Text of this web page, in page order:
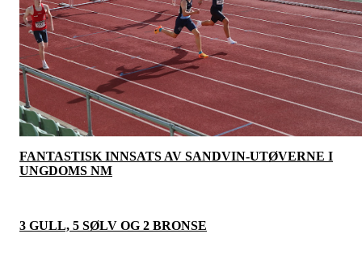
FANTASTISK INNSATS AV SANDVIN-UTØVERNE I
UNGDOMS NM
3 GULL, 5 SØLV OG 2 BRONSE